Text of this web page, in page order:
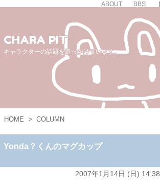
ABOUT BBS
CHARA PIT
キャラクターの話題を追っかけています。
HOME > COLUMN
Yonda？くんのマグカップ
2007年1月14日 (日) 14:38